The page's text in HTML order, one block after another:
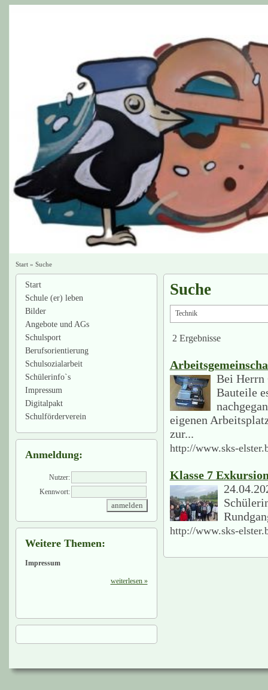
Start» Suche
Start
Schule (er) leben
Bilder
Angebote und AGs
Schulsport
Berufsorientierung
Schulsozialarbeit
Schülerinfo`s
Impressum
Digitalpakt
Schulförderverein
Anmeldung:
Nutzer:
Kennwort:
Weitere Themen:
Impressum
weiterlesen »
Suche
2 Ergebnisse
Bei Herrn
Bauteile
eigenen
zur...
http://www.sks-
Klasse 7
http://www.sks-